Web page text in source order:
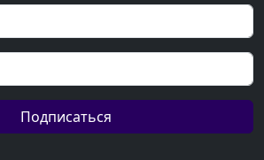
Подписаться